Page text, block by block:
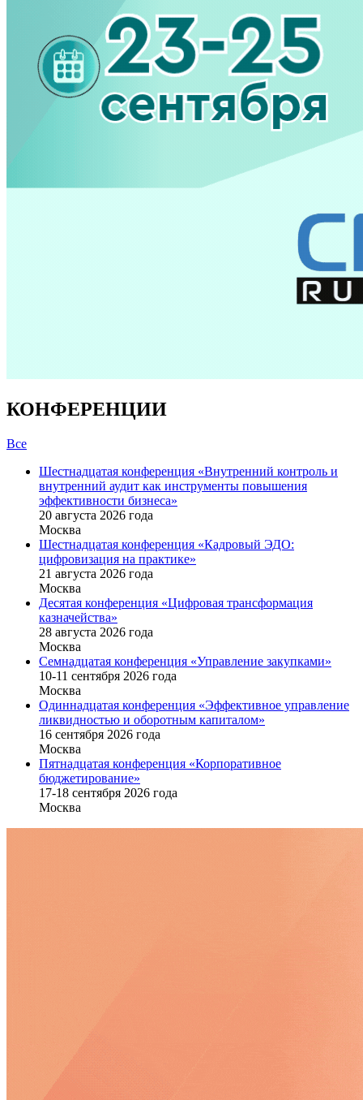
КОНФЕРЕНЦИИ
Все
Шестнадцатая конференция «Внутренний контроль и
внутренний аудит как инструменты повышения
эффективности бизнеса»
20 августа 2026 года
Москва
Шестнадцатая конференция «Кадровый ЭДО:
цифровизация на практике»
21 августа 2026 года
Москва
Десятая конференция «Цифровая трансформация
казначейства»
28 августа 2026 года
Москва
Семнадцатая конференция «Управление закупками»
10-11 сентября 2026 года
Москва
Одиннадцатая конференция «Эффективное управление
ликвидностью и оборотным капиталом»
16 cентября 2026 года
Москва
Пятнадцатая конференция «Корпоративное
бюджетирование»
17-18 сентября 2026 года
Москва